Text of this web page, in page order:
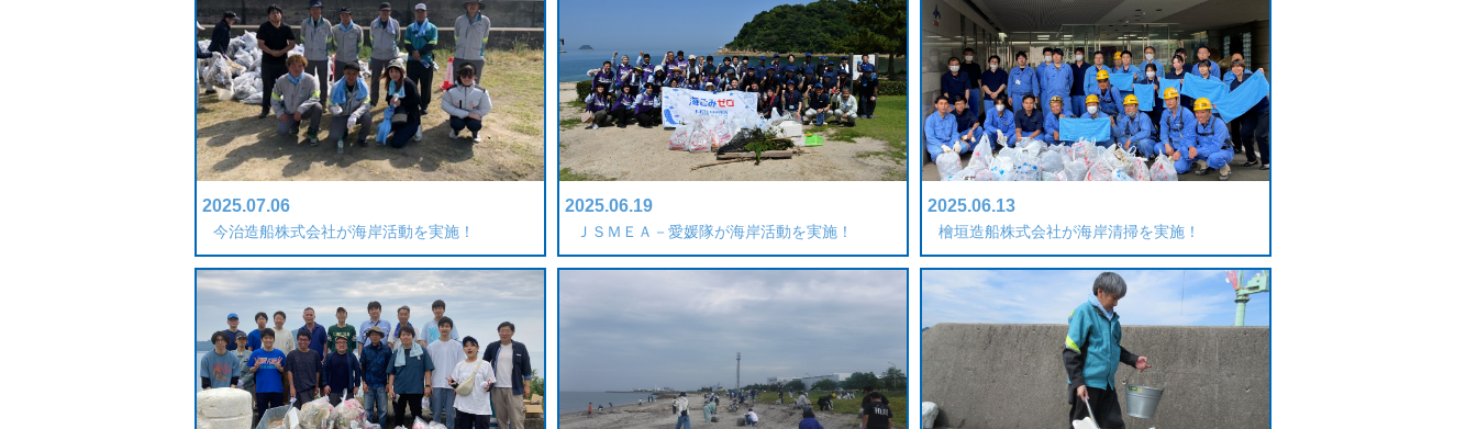
2025.07.06
今治造船株式会社が海岸活動を実施！
2025.06.19
ＪＳＭＥＡ－愛媛隊が海岸活動を実施！
2025.06.13
檜垣造船株式会社が海岸清掃を実施！